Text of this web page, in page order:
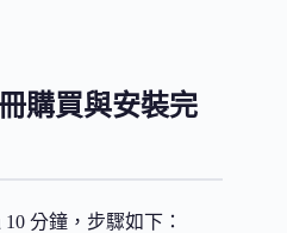
購買與安裝完
分鐘，步驟如下：